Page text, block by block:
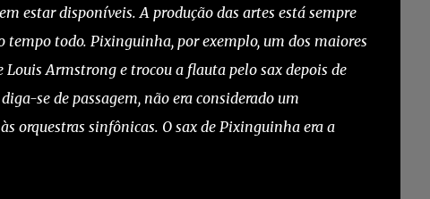
estar disponíveis. A produção das artes está sempre
todo. Pixinguinha, por exemplo, um dos maiores
Armstrong e trocou a flauta pelo sax depois de
se de passagem, não era considerado um
orquestras sinfônicas. O sax de Pixinguinha era a